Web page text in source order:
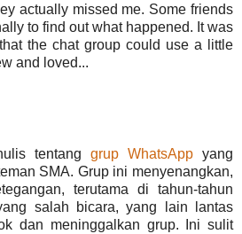
actually missed me. Some friends
to find out what happened. It was
the chat group could use a little
and loved...
tentang grup WhatsApp yang
SMA. Grup ini menyenangkan,
terutama di tahun-tahun
salah bicara, yang lain lantas
dan meninggalkan grup. Ini sulit